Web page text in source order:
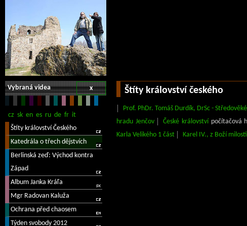
x
Vybraná videa Štíty království českého
Prof. PhDr. Tomáš Durdík, DrSc -
hradu Jenčov
České království počítačová
Karla Velikého 1 část
Karel IV., z Boží